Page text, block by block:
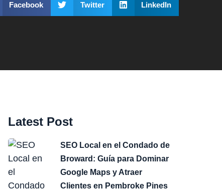
Facebook Twitter LinkedIn
Latest Post
SEO Local en el Condado de
Broward: Guía para Dominar
Google Maps y Atraer
Clientes en Pembroke Pines